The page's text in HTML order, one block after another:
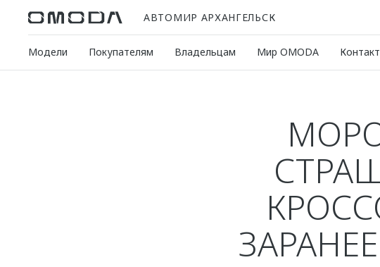
АВТОМИР АРХАНГЕЛЬСК
Модели Покупателям Владельцам Мир OMODA